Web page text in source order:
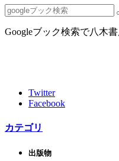
Googleブック検索で八木
Twitter
Facebook
カテゴリ
出版物